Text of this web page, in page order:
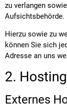
zu verlangen
Aufsichtsbehörde.
Hierzu sowie zu
können Sie sich
Adresse an uns
2. Hosting
Externes